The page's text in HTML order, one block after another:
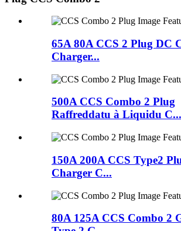
65A 80A CCS 2 Plug DC
Charger...
500A CCS Combo 2 Plug
Raffreddatu à Liquidu C...
150A 200A CCS Type2
Charger C...
80A 125A CCS Combo 2